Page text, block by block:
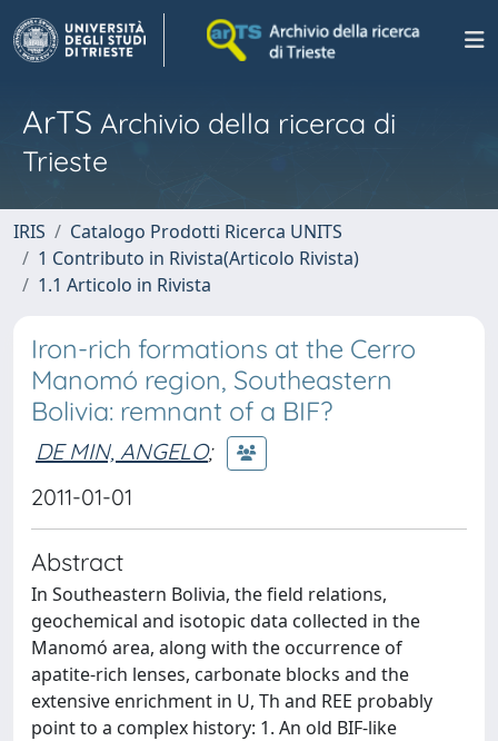
ArTS Archivio della ricerca di
Trieste
IRIS
Catalogo Prodotti Ricerca UNITS
1 Contributo in Rivista(Articolo Rivista)
1.1 Articolo in Rivista
Iron-rich formations at the Cerro
Manomó region, Southeastern
Bolivia: remnant of a BIF?
DE MIN, ANGELO;
2011-01-01
Abstract
In Southeastern Bolivia, the field relations,
geochemical and isotopic data collected in the
Manomó area, along with the occurrence of
apatite-rich lenses, carbonate blocks and the
extensive enrichment in U, Th and REE probably
point to a complex history: 1. An old BIF-like